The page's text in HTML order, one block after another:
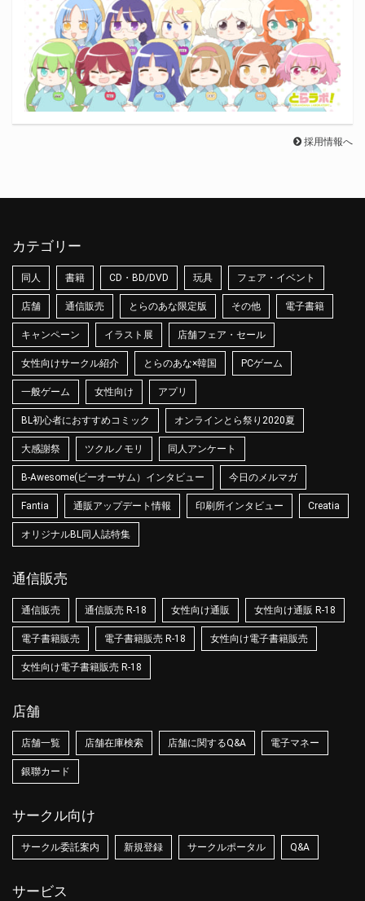
採用情報へ
カテゴリー
同人 書籍 CD・BD/DVD 玩具 フェア・イベント
店舗 通信販売 とらのあな限定版 その他 電子書籍
キャンペーン イラスト展 店舗フェア・セール
女性向けサークル紹介 とらのあな×韓国 PCゲーム
一般ゲーム 女性向け アプリ
BL初心者におすすめコミック オンラインとら祭り2020夏
大感謝祭 ツクルノモリ 同人アンケート
B-Awesome(ビーオーサム）インタビュー 今日のメルマガ
Fantia 通販アップデート情報 印刷所インタビュー Creatia
オリジナルBL同人誌特集
通信販売
通信販売 通信販売 R-18 女性向け通販 女性向け通販 R-18
電子書籍販売 電子書籍販売 R-18 女性向け電子書籍販売
女性向け電子書籍販売 R-18
店舗
店舗一覧 店舗在庫検索 店舗に関するQ&A 電子マネー
銀聯カード
サークル向け
サークル委託案内 新規登録 サークルポータル Q&A
サービス